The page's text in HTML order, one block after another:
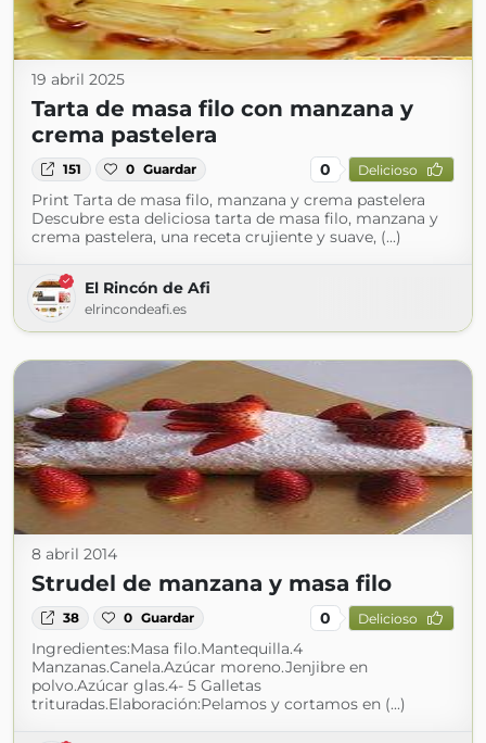
19 abril 2025
Tarta de masa filo con manzana y
crema pastelera
151 0 Guardar 0 Delicioso
Print Tarta de masa filo, manzana y crema pastelera
Descubre esta deliciosa tarta de masa filo, manzana y
crema pastelera, una receta crujiente y suave, (...)
El Rincón de Afi
elrincondeafi.es
8 abril 2014
Strudel de manzana y masa filo
38 0 Guardar 0 Delicioso
Ingredientes:Masa filo.Mantequilla.4
Manzanas.Canela.Azúcar moreno.Jenjibre en
polvo.Azúcar glas.4- 5 Galletas
trituradas.Elaboración:Pelamos y cortamos en (...)